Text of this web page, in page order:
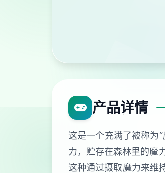
产品详情
这是一个充满了被称为
力，贮存在森林里的魔
这种通过摄取魔力来维